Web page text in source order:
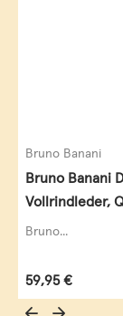
Bruno Banani
Bruno Banani
Vollrindleder,
Bruno...
Regulärer
59,95 €